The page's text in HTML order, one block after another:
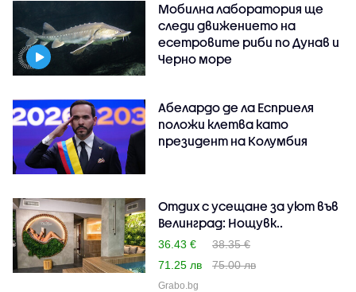
Мобилна лаборатория ще
следи движението на
есетровите риби по Дунав и
Черно море
Абелардо де ла Есприеля
положи клетва като
президент на Колумбия
Отдих с усещане за уют във
Велинград: Нощувк..
36.43 €
38.35 €
71.25 лв
75.00 лв
Grabo.bg